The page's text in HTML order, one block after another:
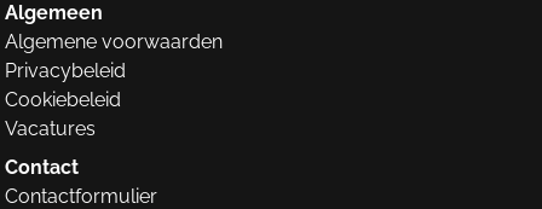
Algemeen
Algemene voorwaarden
Privacybeleid
Cookiebeleid
Vacatures
Contact
Contactformulier